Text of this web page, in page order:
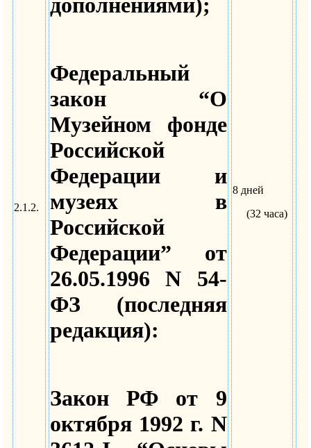
2.1.2.
дополнениями);
Федеральный
закон “О
Музейном фонде
Российской
Федерации и
музеях в
Российской
Федерации” от
26.05.1996 N 54-
ФЗ (последняя
редакция):
Закон РФ от 9
октября 1992 г. N
8 дней
(32 часа)